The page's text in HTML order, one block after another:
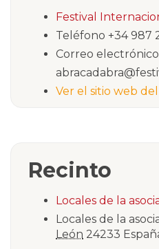
Festival
Teléfono +34 987
Correo electrónico
Ver el sitio web
Recinto
Locales de la
Locales de la
León 24233